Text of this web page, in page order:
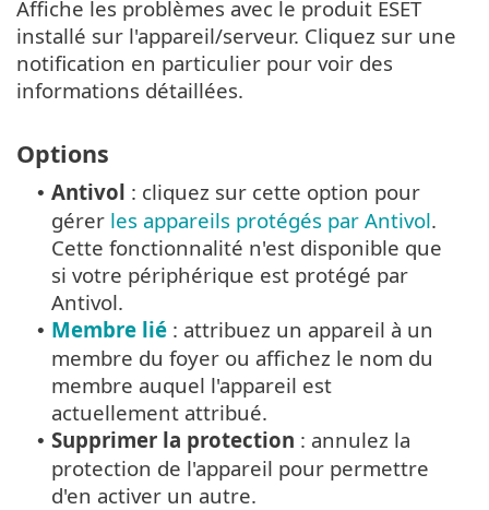
Affiche les problèmes avec le produit ESET
installé sur l'appareil/serveur. Cliquez sur une
notification en particulier pour voir des
informations détaillées.
Options
• Antivol : cliquez sur cette option pour
gérer les appareils protégés par Antivol.
Cette fonctionnalité n'est disponible que
si votre périphérique est protégé par
Antivol.
• Membre lié : attribuez un appareil à un
membre du foyer ou affichez le nom du
membre auquel l'appareil est
actuellement attribué.
• Supprimer la protection : annulez la
protection de l'appareil pour permettre
d'en activer un autre.